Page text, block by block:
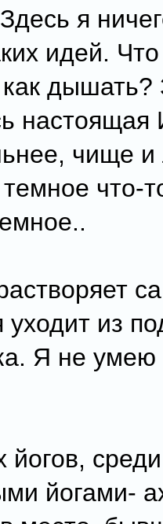
я
идей.
дышать?
настоящая
чище
что-
из
Я не умею
йогов,
йогами-